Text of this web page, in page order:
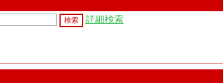
詳細検索